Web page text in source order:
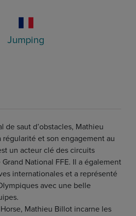
Jumping
de saut d’obstacles, Mathieu
régularité et son engagement au
un acteur clé des circuits
National FFE. Il a également
internationales et a représenté
avec une belle
Mathieu Billot incarne les